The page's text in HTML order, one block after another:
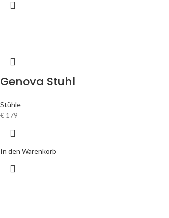
Genova Stuhl
Stühle
€ 179
In den Warenkorb